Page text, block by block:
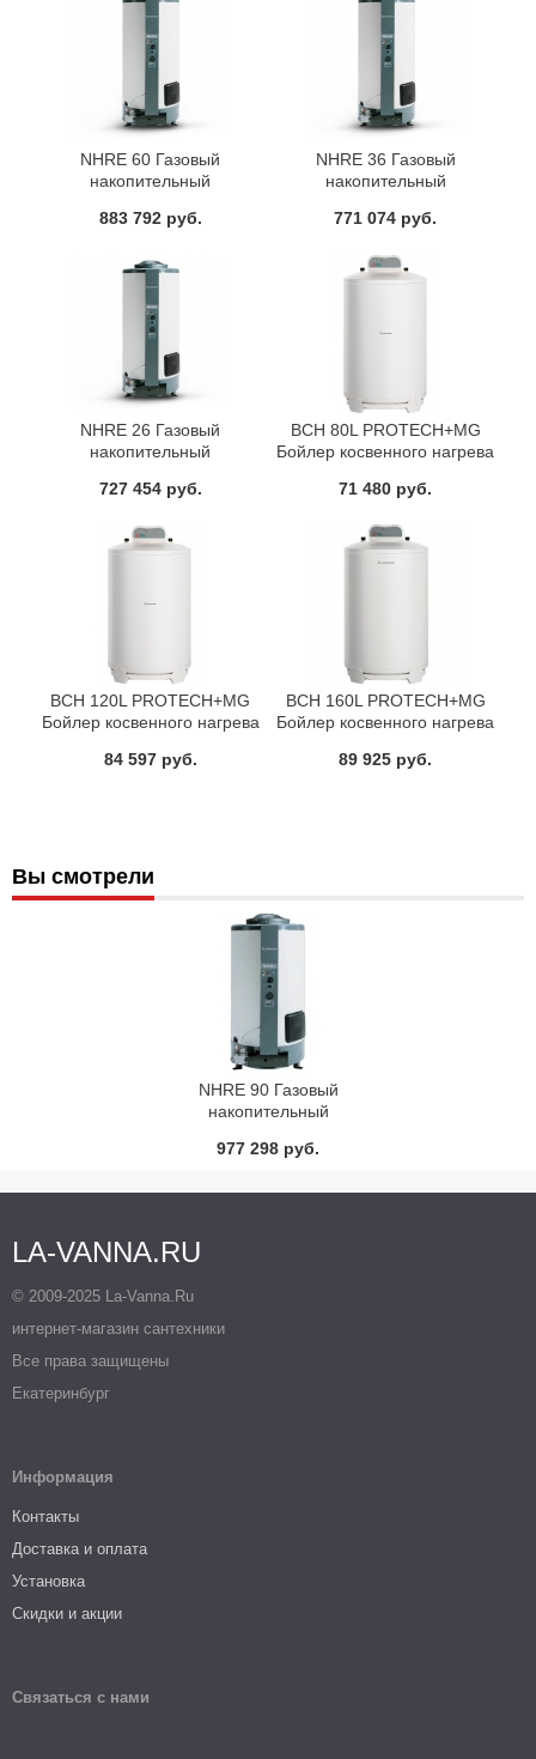
NHRE 60 Газовый
накопительный
883 792 руб.
NHRE 36 Газовый
накопительный
771 074 руб.
NHRE 26 Газовый
накопительный
727 454 руб.
BCH 80L PROTECH+MG
Бойлер косвенного нагрева
71 480 руб.
BCH 120L PROTECH+MG
Бойлер косвенного нагрева
84 597 руб.
BCH 160L PROTECH+MG
Бойлер косвенного нагрева
89 925 руб.
Вы смотрели
NHRE 90 Газовый
накопительный
977 298 руб.
LA-VANNA.RU
© 2009-2025 La-Vanna.Ru
интернет-магазин сантехники
Все права защищены
Екатеринбург
Информация
Контакты
Доставка и оплата
Установка
Скидки и акции
Связаться с нами